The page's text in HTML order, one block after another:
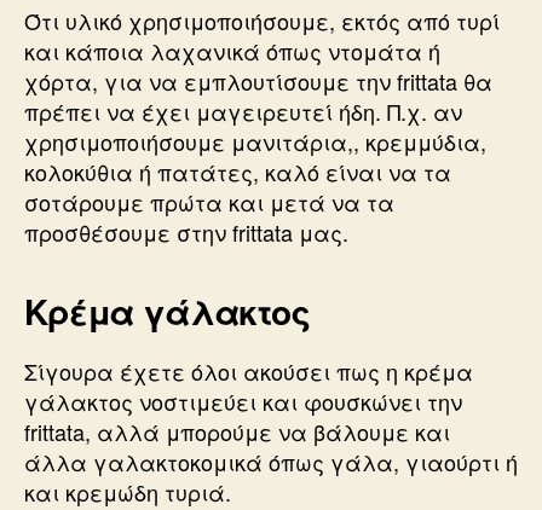
Ότι υλικό χρησιμοποιήσουμε, εκτός από τυρί
και κάποια λαχανικά όπως ντομάτα ή
χόρτα, για να εμπλουτίσουμε την frittata θα
πρέπει να έχει μαγειρευτεί ήδη. Π.χ. αν
χρησιμοποιήσουμε μανιτάρια,, κρεμμύδια,
κολοκύθια ή πατάτες, καλό είναι να τα
σοτάρουμε πρώτα και μετά να τα
προσθέσουμε στην frittata μας.
Κρέμα γάλακτος
Σίγουρα έχετε όλοι ακούσει πως η κρέμα
γάλακτος νοστιμεύει και φουσκώνει την
frittata, αλλά μπορούμε να βάλουμε και
άλλα γαλακτοκομικά όπως γάλα, γιαούρτι ή
και κρεμώδη τυριά.